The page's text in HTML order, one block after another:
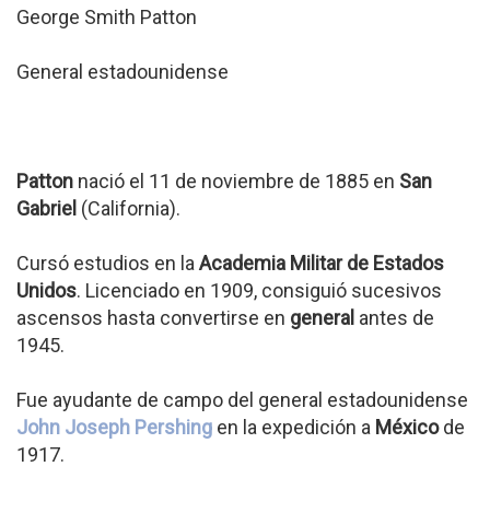
George Smith Patton
General estadounidense
Patton nació el 11 de noviembre de 1885 en San
Gabriel (California).
Cursó estudios en la Academia Militar de Estados
Unidos. Licenciado en 1909, consiguió sucesivos
ascensos hasta convertirse en general antes de
1945.
Fue ayudante de campo del general estadounidense
John Joseph Pershing en la expedición a Méxicode
1917.